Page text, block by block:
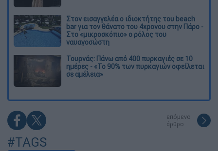
Στον εισαγγελέα ο ιδιοκτήτης του beach
bar για τον θάνατο του 4χρονου στην Πάρο -
Στο «μικροσκόπιο» ο ρόλος του
ναυαγοσώστη
Τουρνάς: Πάνω από 400 πυρκαγιές σε 10
ημέρες - «Το 90% των πυρκαγιών οφείλεται
σε αμέλεια»
επόμενο
άρθρο
#TAGS